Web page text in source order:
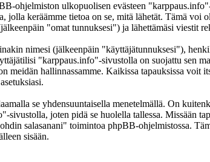
ohjelmiston ulkopuolisen evästeen
jolla keräämme tietoa on se, mitä lähetät. Tämä
"omat tunnuksesi") ja lähettämäsi viestit
nimesi (jälkeenpäin "käyttäjätunnuksesi"),
"karppaus.info"-sivustolla on suojattu sen
meidän hallinnassamme. Kaikissa tapauksissa
se yhdensuuntaisella menetelmällä. On
sivustolla, joten pidä se huolella tallessa. Missään
salasanani" toimintoa phpBB-ohjelmistossa.
sisään.